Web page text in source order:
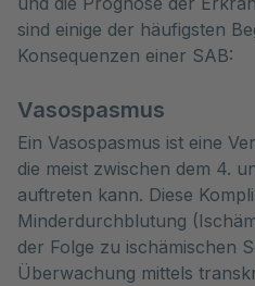
sind einige der häufigsten
Konsequenzen einer SAB:
Vasospasmus
Ein Vasospasmus ist eine
die meist zwischen dem 4.
auftreten kann. Diese
Minderdurchblutung
der Folge zu ischämischen
Überwachung mittels